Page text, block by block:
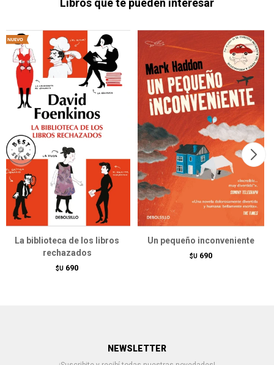
La biblioteca de los libros
rechazados
$U 690
Un pequeño inconveniente
$U 690
NEWSLETTER